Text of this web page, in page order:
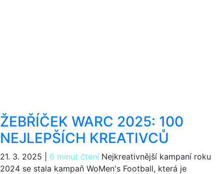
ŽEBŘÍČEK WARC 2025: 100
NEJLEPŠÍCH KREATIVCŮ
21. 3. 2025 6 minut čtení Nejkreativnější kampaní roku
2024 se stala kampaň WoMen's Football, která je